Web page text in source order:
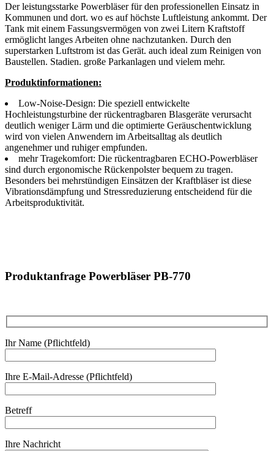
Der leistungsstarke Powerbläser für den professionellen Einsatz in
Kommunen und dort. wo es auf höchste Luftleistung ankommt. Der
Tank mit einem Fassungsvermögen von zwei Litern Kraftstoff
ermöglicht langes Arbeiten ohne nachzutanken. Durch den
superstarken Luftstrom ist das Gerät. auch ideal zum Reinigen von
Baustellen. Stadien. große Parkanlagen und vielem mehr.
Produktinformationen:
Low-Noise-Design: Die speziell entwickelte
Hochleistungsturbine der rückentragbaren Blasgeräte verursacht
deutlich weniger Lärm und die optimierte Geräuschentwicklung
wird von vielen Anwendern im Arbeitsalltag als deutlich
angenehmer und ruhiger empfunden.
mehr Tragekomfort: Die rückentragbaren ECHO-Powerbläser
sind durch ergonomische Rückenpolster bequem zu tragen.
Besonders bei mehrstündigen Einsätzen der Kraftbläser ist diese
Vibrationsdämpfung und Stressreduzierung entscheidend für die
Arbeitsproduktivität.
Produktanfrage Powerbläser PB-770
Ihr Name (Pflichtfeld)
Ihre E-Mail-Adresse (Pflichtfeld)
Betreff
Ihre Nachricht